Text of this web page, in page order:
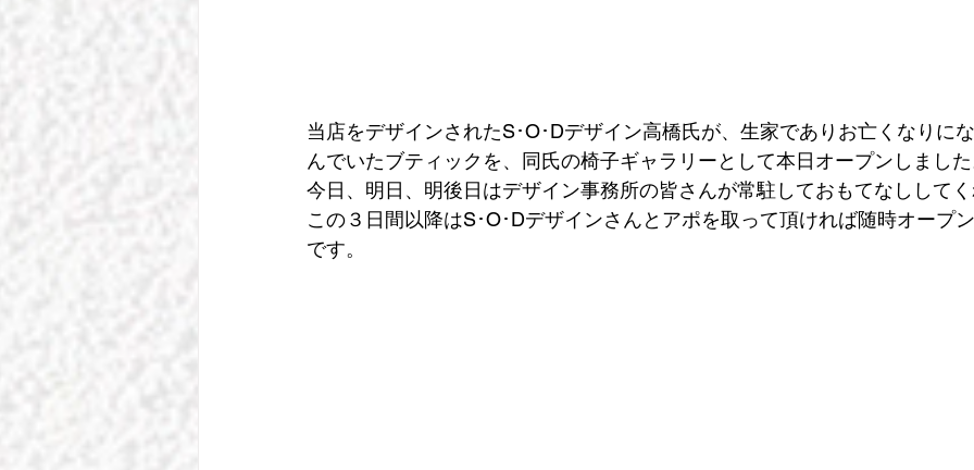
当店をデザインされたS･O･Dデザイン高橋氏が、生家でありお亡くなりに
んでいたブティックを、同氏の椅子ギャラリーとして本日オープンしまし
今日、明日、明後日はデザイン事務所の皆さんが常駐しておもてなしして
この３日間以降はS･O･Dデザインさんとアポを取って頂ければ随時オープ
です。